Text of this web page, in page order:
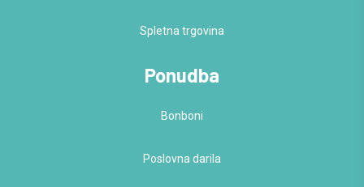
Spletna trgovina
Ponudba
Bonboni
Poslovna darila